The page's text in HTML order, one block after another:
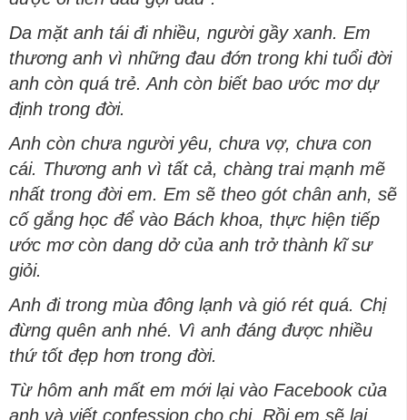
Da mặt anh tái đi nhiều, người gầy xanh. Em
thương anh vì những đau đớn trong khi tuổi đời
anh còn quá trẻ. Anh còn biết bao ước mơ dự
định trong đời.
Anh còn chưa người yêu, chưa vợ, chưa con
cái. Thương anh vì tất cả, chàng trai mạnh mẽ
nhất trong đời em. Em sẽ theo gót chân anh, sẽ
cố gắng học để vào Bách khoa, thực hiện tiếp
ước mơ còn dang dở của anh trở thành kĩ sư
giỏi.
Anh đi trong mùa đông lạnh và gió rét quá. Chị
đừng quên anh nhé. Vì anh đáng được nhiều
thứ tốt đẹp hơn trong đời.
Từ hôm anh mất em mới lại vào Facebook của
anh và viết confession cho chị. Rồi em sẽ lại